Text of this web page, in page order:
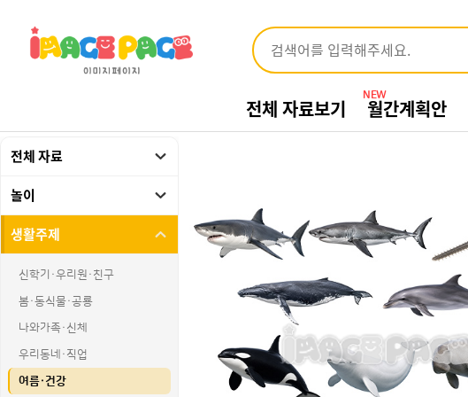
전체 자료보기 NEW
월간계획안
전체 자료
놀이
생활주제
신학기·우리원·친구
봄·동식물·공룡
나와가족·신체
우리동네·직업
여름·건강